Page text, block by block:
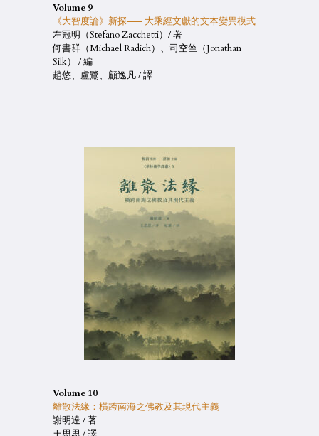
Volume 9
《大智度論》新探—— 大乘經文獻的文本變異模式
左冠明（Stefano Zacchetti）/ 著
何書群（Michael Radich）、司空竺（Jonathan
Silk） / 編
趙悠、盧鷺、顧逸凡 / 譯
Volume 10
離散法緣：橫跨南海之佛教及其現代主義
謝明達 / 著